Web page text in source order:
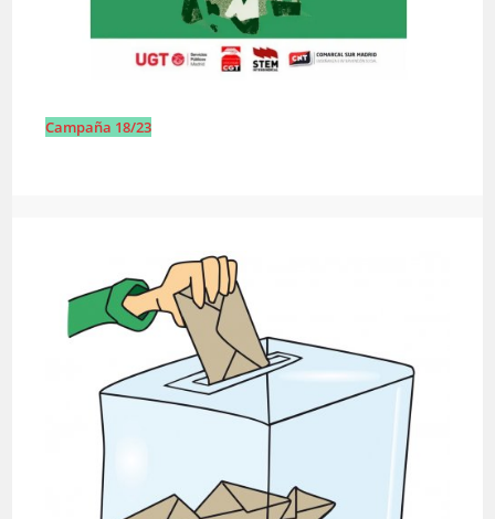
Campaña 18/23